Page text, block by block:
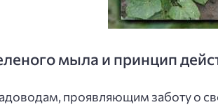
мыла и принцип
проявляющим заботу о